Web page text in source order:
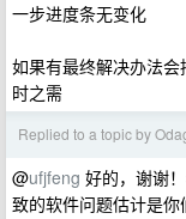
一步进度条无变化
如果有最终解决办法
时之需
Replied to a topic by
@ufjfeng 好的，谢谢
致的软件问题估计是